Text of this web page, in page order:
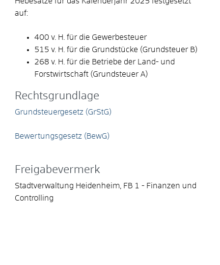
auf:
400 v. H. für die Gewerbesteuer
515 v. H. für die Grundstücke (Grundsteuer B)
268 v. H. für die Betriebe der Land- und
Forstwirtschaft (Grundsteuer A)
Rechtsgrundlage
Grundsteuergesetz (GrStG)
Bewertungsgesetz (BewG)
Freigabevermerk
Stadtverwaltung Heidenheim, FB 1 - Finanzen und
Controlling